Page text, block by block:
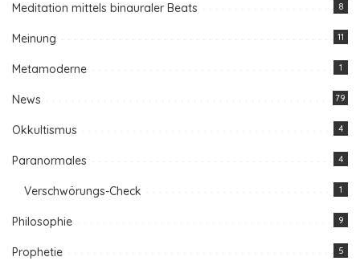
Meditation mittels binauraler Beats 8
Meinung 11
Metamoderne 1
News 79
Okkultismus 4
Paranormales 4
Verschwörungs-Check 1
Philosophie 9
Prophetie 5